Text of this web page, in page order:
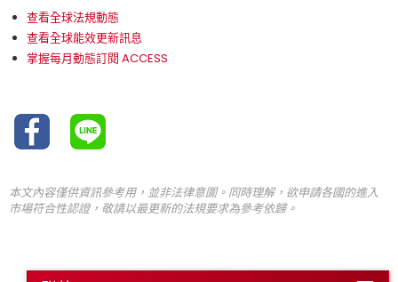
查看全球法規動態
查看全球能效更新訊息
掌握每月動態訂閱 ACCESS
本文內容僅供資訊參考用，並非法律意圖。同時理解，欲申請各國的進入
市場符合性認證，敬請以最更新的法規要求為參考依歸。